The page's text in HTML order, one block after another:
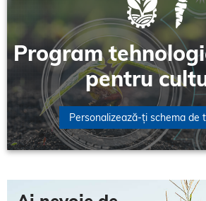
Program
pentru
Personalizează-ți schema de